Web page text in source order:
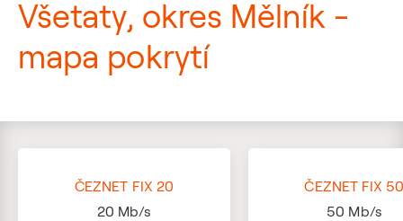
Všetaty, okres Mělník -
mapa pokrytí
ČEZNET FIX 20
20 Mb/s
ČEZNET FIX
50 Mb/s